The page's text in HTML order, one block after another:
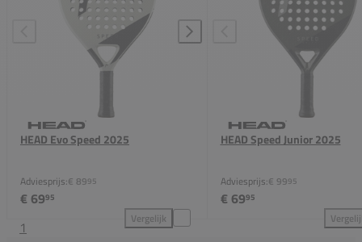
HEAD Evo Speed 2025
Adviesprijs:€ 8995
€ 6995
Vergelijk
HEAD Evo Speed 2025 toevoegen aan vergelijking
HEAD Speed Junior 2025
Adviesprijs:€ 9995
€ 6995
1